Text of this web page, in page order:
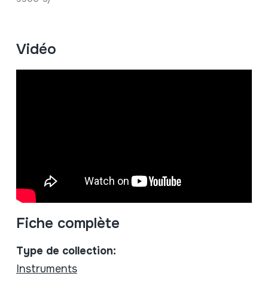
Vidéo
Fiche complète
Type de collection:
Instruments